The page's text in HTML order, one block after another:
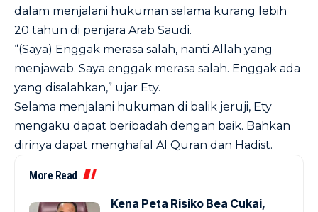
dalam menjalani hukuman selama kurang lebih
20 tahun di penjara Arab Saudi.
“(Saya) Enggak merasa salah, nanti Allah yang
menjawab. Saya enggak merasa salah. Enggak ada
yang disalahkan,” ujar Ety.
Selama menjalani hukuman di balik jeruji, Ety
mengaku dapat beribadah dengan baik. Bahkan
dirinya dapat menghafal Al Quran dan Hadist.
More Read
Kena Peta Risiko Bea Cukai,